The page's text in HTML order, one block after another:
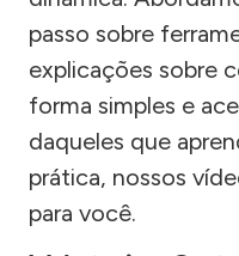
passo sobre
explicações sobre
forma simples e
daqueles que
prática, nossos
para você.